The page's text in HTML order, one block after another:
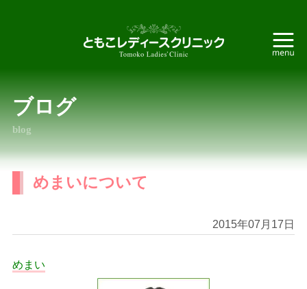
ブログ
blog
めまいについて
2015年07月17日
めまい